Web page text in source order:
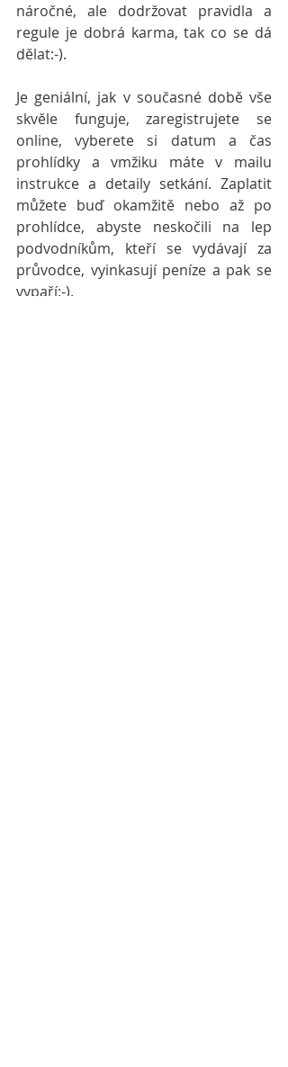
náročné, ale dodržovat pravidla a
regule je dobrá karma, tak co se dá
dělat:-).
Je geniální, jak v současné době vše
skvěle funguje, zaregistrujete se
online, vyberete si datum a čas
prohlídky a vmžiku máte v mailu
instrukce a detaily setkání. Zaplatit
můžete buď okamžitě nebo až po
prohlídce, abyste neskočili na lep
podvodníkům, kteří se vydávají za
průvodce, vyinkasují peníze a pak se
vypaří:-).